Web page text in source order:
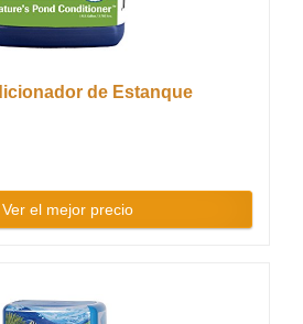
de Estanque
Ver el mejor precio